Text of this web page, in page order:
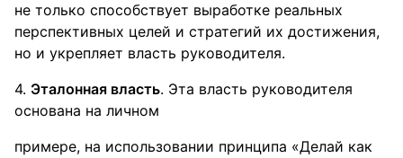
не только способствует выработке реальных
перспективных целей и стратегий их достижения,
но и укрепляет власть руководителя.
4. Эталонная власть. Эта власть руководителя
основана на личном
примере, на использовании принципа «Делай как